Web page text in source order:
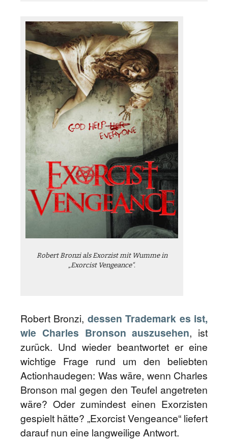
Robert Bronzi als Exorzist mit Wumme in
„Exorcist Vengeance“.
Robert Bronzi, dessen Trademark es ist,
wie Charles Bronson auszusehen, ist
zurück. Und wieder beantwortet er eine
wichtige Frage rund um den beliebten
Actionhaudegen: Was wäre, wenn Charles
Bronson mal gegen den Teufel angetreten
wäre? Oder zumindest einen Exorzisten
gespielt hätte? „Exorcist Vengeance“ liefert
darauf nun eine langweilige Antwort.